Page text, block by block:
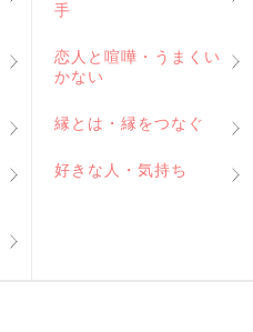
手
恋人と喧嘩・うまくい
かない
縁とは・縁をつなぐ
好きな人・気持ち